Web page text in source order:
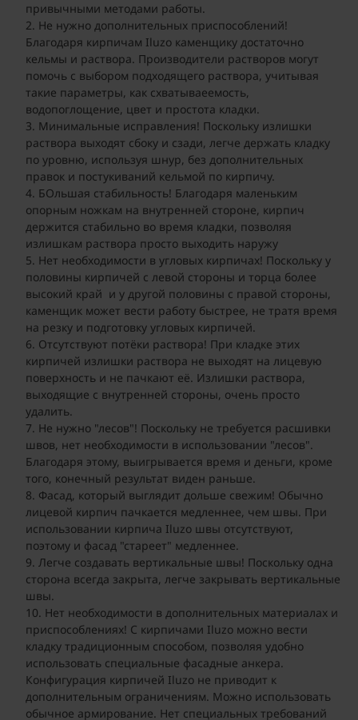
привычными методами работы.
Не нужно дополнительных приспособлений!
Благодаря кирпичам Iluzo каменщику достаточно
кельмы и раствора. Производители растворов могут
помочь с выбором подходящего раствора, учитывая
такие параметры, как схватываеемость,
водопоглощение, цвет и простота кладки.
Минимальные исправления! Поскольку излишки
раствора выходят сбоку и сзади, легче держать кладку
по уровню, используя шнур, без дополнительных
правок и постукиваний кельмой по кирпичу.
БОльшая стабильность! Благодаря маленьким
опорным ножкам на внутренней стороне, кирпич
держится стабильно во время кладки, позволяя
излишкам раствора просто выходить наружу
Нет необходимости в угловых кирпичах! Поскольку у
половины кирпичей с левой стороны и торца более
высокий край и у другой половины с правой стороны,
каменщик может вести работу быстрее, не тратя время
на резку и подготовку угловых кирпичей.
Отсутствуют потёки раствора! При кладке этих
кирпичей излишки раствора не выходят на лицевую
поверхность и не пачкают её. Излишки раствора,
выходящие с внутренней стороны, очень просто
удалить.
Не нужно "лесов"! Поскольку не требуется расшивки
швов, нет необходимости в использовании "лесов".
Благодаря этому, выигрывается время и деньги, кроме
того, конечный результат виден раньше.
Фасад, который выглядит дольше свежим! Обычно
лицевой кирпич пачкается медленнее, чем швы. При
использовании кирпича Iluzo швы отсутствуют,
поэтому и фасад "стареет" медленнее.
Легче создавать вертикальные швы! Поскольку одна
сторона всегда закрыта, легче закрывать вертикальные
швы.
Нет необходимости в дополнительных материалах и
приспособлениях! С кирпичами Iluzo можно вести
кладку традиционным способом, позволяя удобно
использовать специальные фасадные анкера.
Конфигурация кирпичей Iluzo не приводит к
дополнительным ограничениям. Можно использовать
обычное армирование. Нет специальных требований